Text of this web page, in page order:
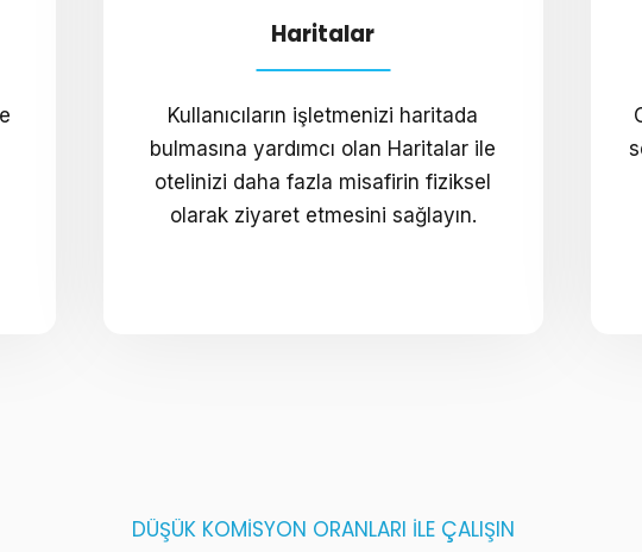
Haritalar
Kullanıcıların işletmenizi haritada
bulmasına yardımcı olan Haritalar ile
otelinizi daha fazla misafirin fiziksel
olarak ziyaret etmesini sağlayın.
DÜŞÜK KOMİSYON ORANLARI İLE ÇALIŞIN